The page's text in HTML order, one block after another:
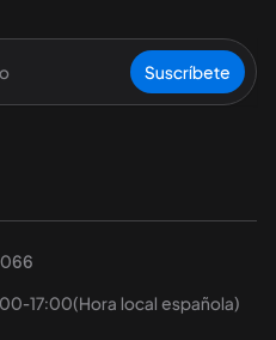
Suscríbete
17:00(Hora local española)